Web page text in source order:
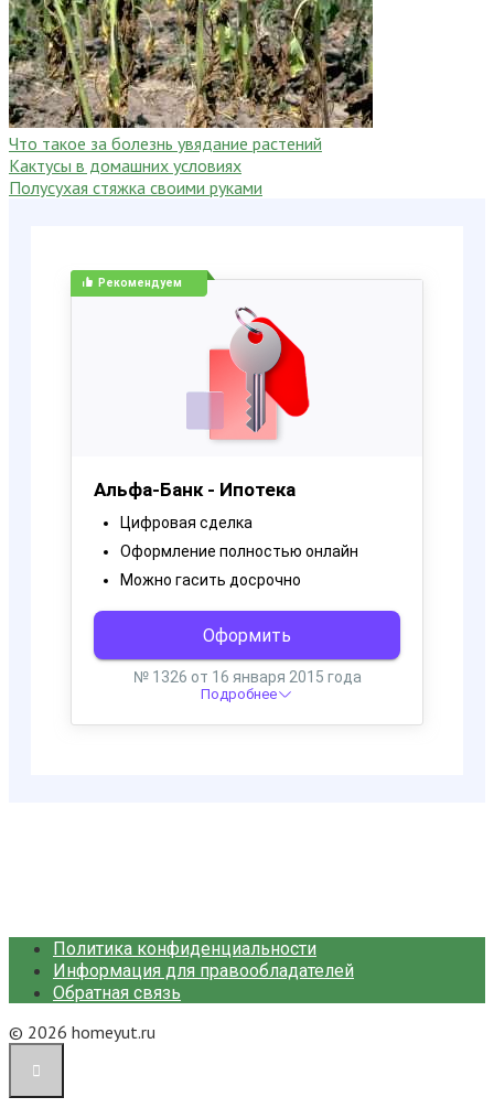
Что такое за болезнь увядание растений
Кактусы в домашних условиях
Полусухая стяжка своими руками
Политика конфиденциальности
Информация для правообладателей
Обратная связь
© 2026 homeyut.ru